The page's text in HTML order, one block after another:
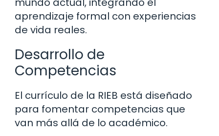
aprendizaje formal con experiencias
de vida reales.
Desarrollo de
Competencias
El currículo de la RIEB está diseñado
para fomentar competencias que
van más allá de lo académico.